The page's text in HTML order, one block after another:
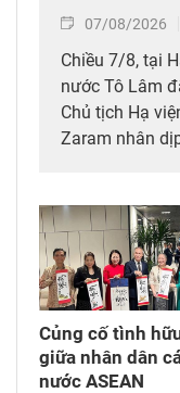
07/08/2026
Chiều 7/8, tại
nước Tô Lâm
Chủ tịch Hạ
Zaram nhân
(6/8/1976 – 6/
Củng cố tình
giữa nhân dân
nước ASEAN